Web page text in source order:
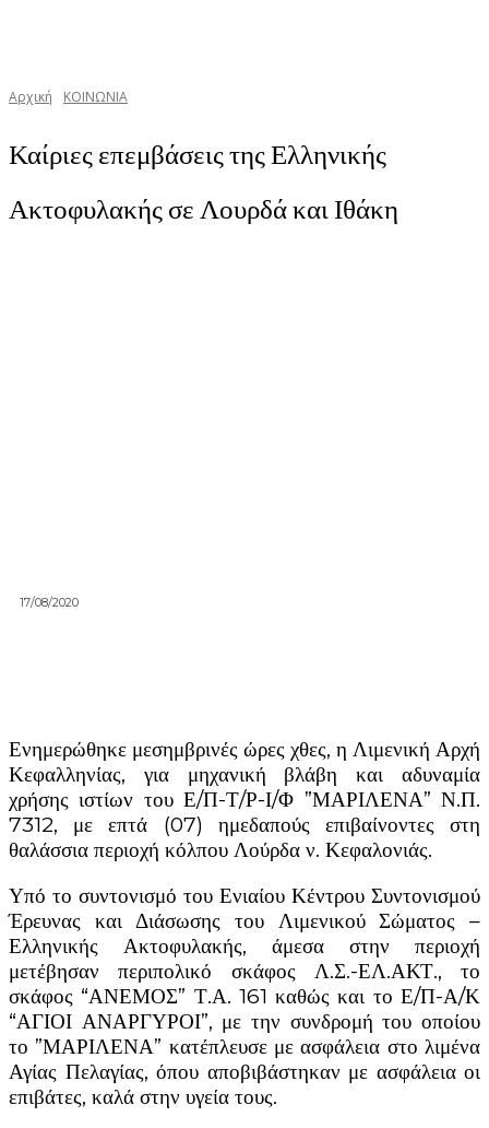
Αρχική ΚΟΙΝΩΝΙΑ
Καίριες επεμβάσεις της Ελληνικής
Ακτοφυλακής σε Λουρδά και Ιθάκη
17/08/2020
Ενημερώθηκε μεσημβρινές ώρες χθες, η Λιμενική Αρχή
Κεφαλληνίας, για μηχανική βλάβη και αδυναμία
χρήσης ιστίων του Ε/Π-Τ/Ρ-Ι/Φ ”ΜΑΡΙΛΕΝΑ” Ν.Π.
7312, με επτά (07) ημεδαπούς επιβαίνοντες στη
θαλάσσια περιοχή κόλπου Λούρδα ν. Κεφαλονιάς.
Υπό το συντονισμό του Ενιαίου Κέντρου Συντονισμού
Έρευνας και Διάσωσης του Λιμενικού Σώματος –
Ελληνικής Ακτοφυλακής, άμεσα στην περιοχή
μετέβησαν περιπολικό σκάφος Λ.Σ.-ΕΛ.ΑΚΤ., το
σκάφος “ΑΝΕΜΟΣ” Τ.Α. 161 καθώς και το Ε/Π-Α/Κ
“ΑΓΙΟΙ ΑΝΑΡΓΥΡΟΙ”, με την συνδρομή του οποίου
το ”ΜΑΡΙΛΕΝΑ” κατέπλευσε με ασφάλεια στο λιμένα
Αγίας Πελαγίας, όπου αποβιβάστηκαν με ασφάλεια οι
επιβάτες, καλά στην υγεία τους.